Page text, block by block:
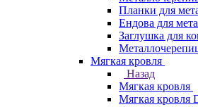
Планки для
Ендова для
Заглушка для
Мягкая кровля
Назад
Мягкая кровля
Мягкая кровля